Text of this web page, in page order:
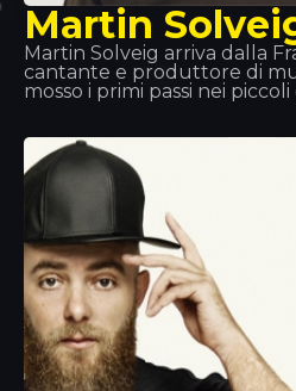
Martin
Martin Solveig arriva dalla
cantante e produttore di
mosso i primi passi nei
di direttore artistico. Brani
of Africa” lo hanno portato
pubblicato il suo album.
di vederlo dal vivo al
una cosa: spettacolare!